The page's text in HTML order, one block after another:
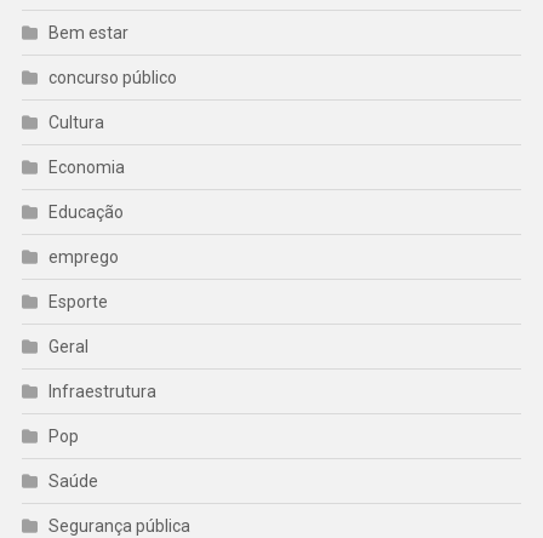
Bem estar
concurso público
Cultura
Economia
Educação
emprego
Esporte
Geral
Infraestrutura
Pop
Saúde
Segurança pública